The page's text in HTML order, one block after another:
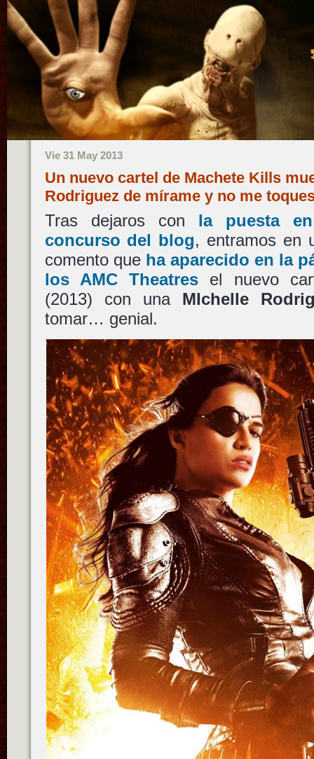
Vie 31 May 2013
Un nuevo cartel de Machete Kills
Rodriguez de mírame y no me
Tras dejaros con la puesta
concurso del blog, entramos en
comento que ha aparecido en la
los AMC Theatres el nuevo
(2013) con una MIchelle
tomar… genial.